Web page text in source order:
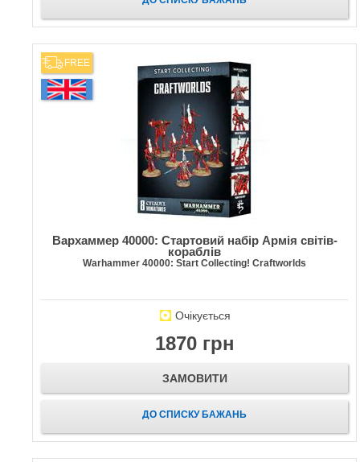
FREE
Вархаммер 40000: Стартовий набір Армія світів-
кораблів
Warhammer 40000: Start Collecting! Craftworlds
Очікується
1870 грн
ЗАМОВИТИ
ДО СПИСКУ БАЖАНЬ